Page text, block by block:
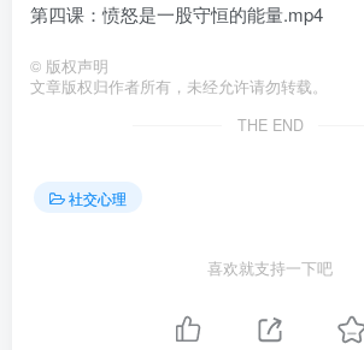
第四课：愤怒是一股守恒的能量.mp4
© 版权声明
文章版权归作者所有，未经允许请勿转载。
THE END
社交心理
喜欢就支持一下吧